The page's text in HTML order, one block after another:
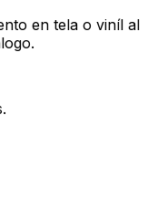
en tela o viníl al